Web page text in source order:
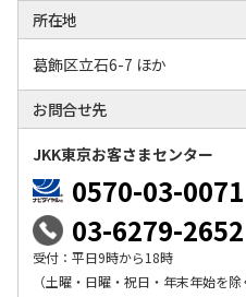
所在地
葛飾区立石6-7 ほか
お問合せ先
JKK東京お客さまセンター
0570-03-0071
03-6279-2652
受付：平日9時から18時
（土曜・日曜・祝日・年末年始を除